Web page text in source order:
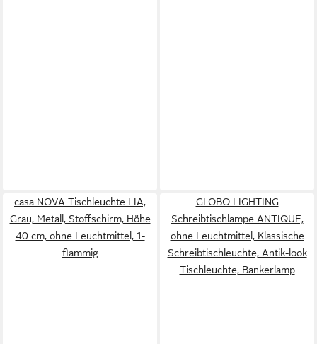
casa NOVA Tischleuchte LIA,
Grau, Metall, Stoffschirm, Höhe
40 cm, ohne Leuchtmittel, 1-
flammig
GLOBO LIGHTING
Schreibtischlampe ANTIQUE,
ohne Leuchtmittel, Klassische
Schreibtischleuchte, Antik-look
Tischleuchte, Bankerlamp